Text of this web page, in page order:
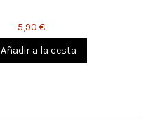
5,90 €
Añadir a la cesta